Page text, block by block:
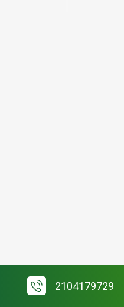
2104179729